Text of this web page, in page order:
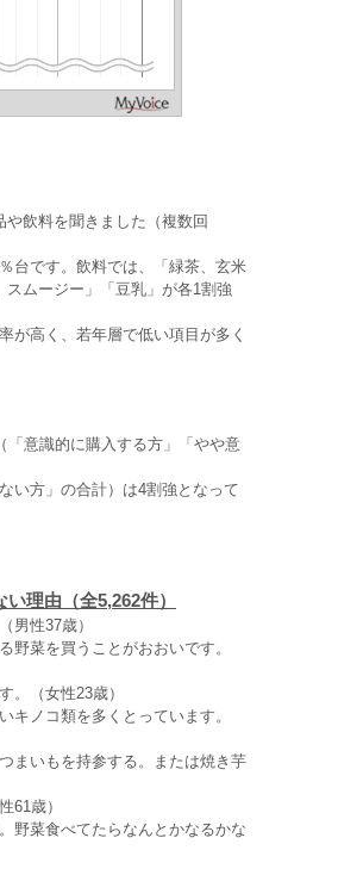
飲料を聞きました（複数回
台です。飲料では、「緑茶、玄米
ムージー」「豆乳」が各1割強
が高く、若年層で低い項目が多く
「意識的に購入する方」「やや意
い方」の合計）は4割強となって
理由（全5,262件）
男性37歳）
野菜を買うことがおおいです。
。（女性23歳）
キノコ類を多くとっています。
まいもを持参する。または焼き芋
61歳）
野菜食べてたらなんとかなるかな